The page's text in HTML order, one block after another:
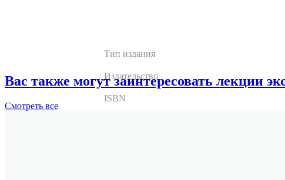
Тип издания
Издательство
ISBN
Вас также могут заинтересовать лекции
Смотреть все